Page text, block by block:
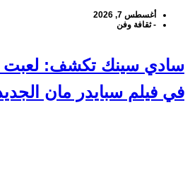
أغسطس 7, 2026
- ثقافة وفن
سادي سينك تكشف: لعبت
في فيلم سبايدر مان